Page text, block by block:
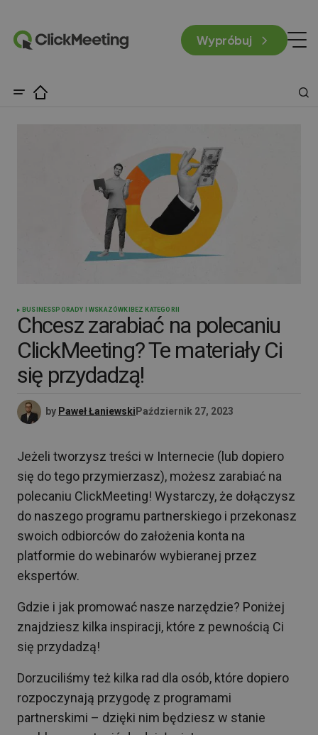
Wypróbuj
BUSINESS PORADY I WSKAZÓWKI BEZ KATEGORII
Chcesz zarabiać na polecaniu
ClickMeeting? Te materiały Ci
się przydadzą!
by Paweł Łaniewski Październik 27, 2023
Jeżeli tworzysz treści w Internecie (lub dopiero
się do tego przymierzasz), możesz zarabiać na
polecaniu ClickMeeting! Wystarczy, że dołączysz
do naszego programu partnerskiego i przekonasz
swoich odbiorców do założenia konta na
platformie do webinarów wybieranej przez
ekspertów.
Gdzie i jak promować nasze narzędzie? Poniżej
znajdziesz kilka inspiracji, które z pewnością Ci
się przydadzą!
Dorzuciliśmy też kilka rad dla osób, które dopiero
rozpoczynają przygodę z programami
partnerskimi – dzięki nim będziesz w stanie